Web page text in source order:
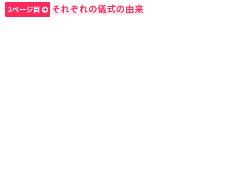
2ページ目 それぞれの儀式の由来